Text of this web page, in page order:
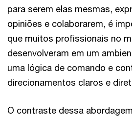
para serem elas mesmas,
opiniões e colaborarem, é
que muitos profissionais no
desenvolveram em um
uma lógica de comando e
direcionamentos claros e
O contraste dessa